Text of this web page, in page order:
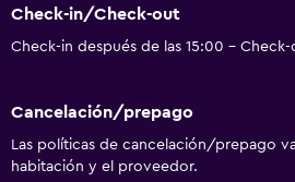
Check-in/Check-out
Check-in después de las 15:00 - Check-
Cancelación/prepago
Las políticas de cancelación/prepago
habitación y el proveedor.